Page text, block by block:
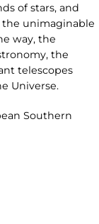
of stars, and
unimaginable
way, the
the
telescopes
Universe.
Southern